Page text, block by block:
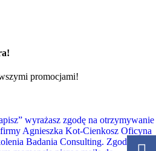
promocjami!
wyrażasz zgodę na otrzymywanie
Agnieszka Kot-Cienkosz Oficyna
Badania Consulting. Zgodę